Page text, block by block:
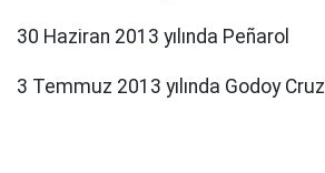
30 Haziran 2013 yılında Peñarol
3 Temmuz 2013 yılında Godoy Cruz